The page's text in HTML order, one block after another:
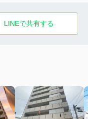
LINEで共有する